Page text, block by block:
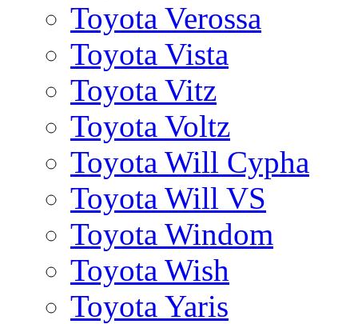
Toyota Verossa
Toyota Vista
Toyota Vitz
Toyota Voltz
Toyota Will Cypha
Toyota Will VS
Toyota Windom
Toyota Wish
Toyota Yaris